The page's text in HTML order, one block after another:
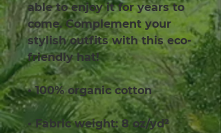
able to enjoy it for years to
come. Complement your
stylish outfits with this eco-
friendly hat!
• 100% organic cotton
• Fabric weight: 8 oz/yd²